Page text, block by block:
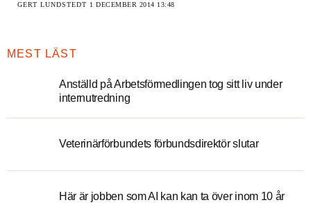
GERT LUNDSTEDT 1 DECEMBER 2014 13:48
MEST LÄST
Anställd på Arbetsförmedlingen tog sitt liv under
internutredning
Veterinärförbundets förbundsdirektör slutar
Här är jobben som AI kan kan ta över inom 10 år